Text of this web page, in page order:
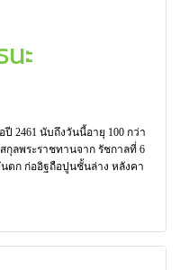
ะ
2461 นับถึงวันนี้อายุ 100 กว่า
ลพระราชทานจาก รัชกาลที่ 6
ตก ก่ออิฐถือปูนชั้นล่าง หลังคา